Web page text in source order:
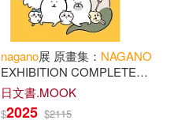
nagano展 原畫集： NAGANO
EXHIBITION COMPLETE
WORKS
日文書.MOOK
$2025 $2115